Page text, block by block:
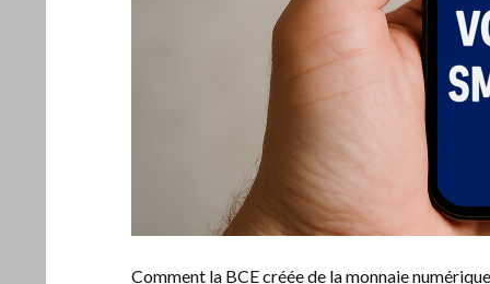
Comment la BCE créée de la monnaie